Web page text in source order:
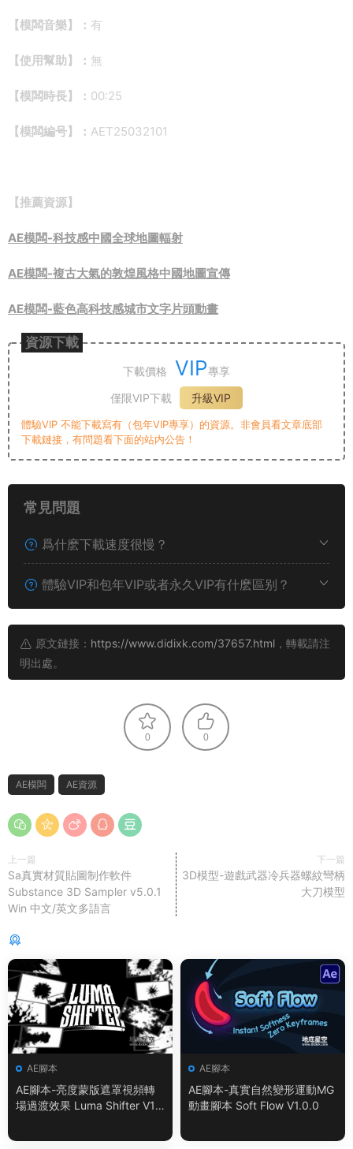
【模闆音樂】： 有
【使用幫助】： 無
【模闆時長】： 00:25
【模闆編号】： AET25032101
【推薦資源】
AE模闆-科技感中國全球地圖輻射
AE模闆-複古大氣的敦煌風格中國地圖宣傳
AE模闆-藍色高科技感城市文字片頭動畫
資源下載
下載價格 VIP專享
僅限VIP下載
升級VIP
體驗VIP 不能下載寫有（包年VIP專享）的資源。非會員看文章底部
下載鏈接，有問題看下面的站内公告！
常見問題
爲什麽下載速度很慢？
體驗VIP和包年VIP或者永久VIP有什麽區别？
原文鏈接： https://www.didixk.com/37657.html ，轉載請注
明出處。
0 0
AE模闆 AE資源
上一篇
Sa真實材質貼圖制作軟件
Substance 3D Sampler v5.0.1
Win 中文/英文多語言
下一篇
3D模型-遊戲武器冷兵器螺紋彎柄
大刀模型
AE腳本
AE腳本-亮度蒙版遮罩視頻轉
場過渡效果 Luma Shifter V1.
AE腳本
AE腳本-真實自然變形運動MG
動畫腳本 Soft Flow V1.0.0